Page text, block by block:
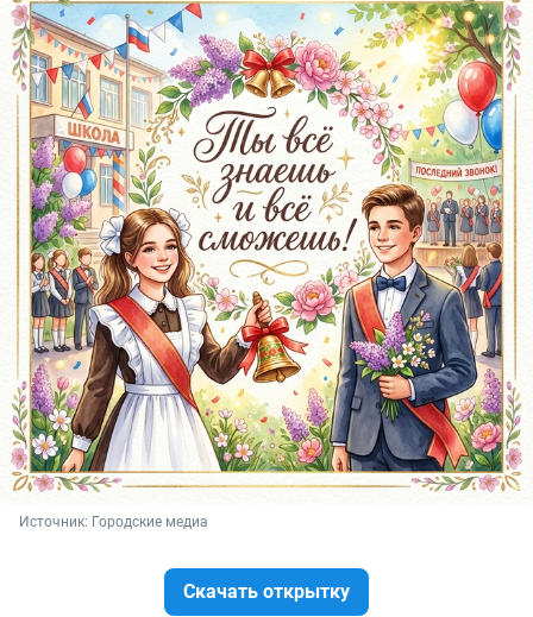
Источник: Городские медиа
Скачать открытку